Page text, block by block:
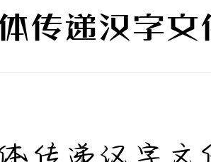
传递汉字文